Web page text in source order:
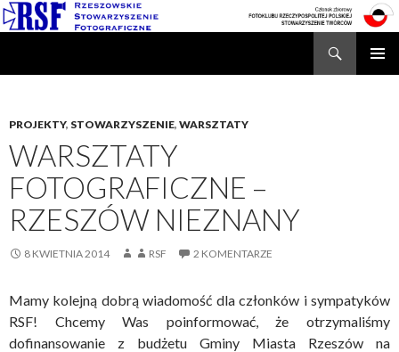
PROJEKTY, STOWARZYSZENIE, WARSZTATY
WARSZTATY
FOTOGRAFICZNE –
RZESZÓW NIEZNANY
8 KWIETNIA 2014 RSF 2 KOMENTARZE
Mamy kolejną dobrą wiadomość dla członków i sympatyków
RSF! Chcemy Was poinformować, że otrzymaliśmy
dofinansowanie z budżetu Gminy Miasta Rzeszów na